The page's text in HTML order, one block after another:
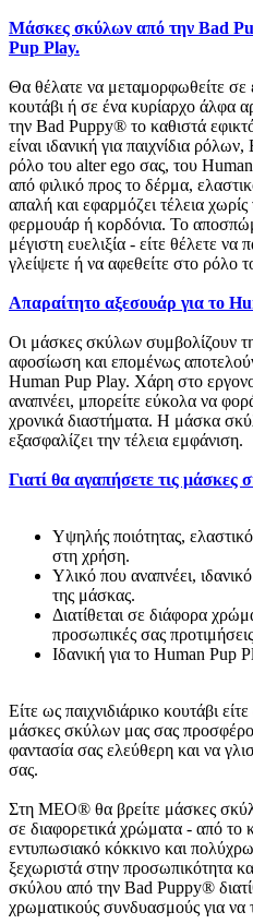
Μάσκες σκύλων από την Bad
Pup Play.
Θα θέλατε να μεταμορφωθείτε σε
κουτάβι ή σε ένα κυρίαρχο άλφα
την Bad Puppy® το καθιστά
είναι ιδανική για παιχνίδια
ρόλο του alter ego σας, του
από φιλικό προς το δέρμα,
απαλή και εφαρμόζει τέλεια χωρίς
φερμουάρ ή κορδόνια. Το
μέγιστη ευελιξία - είτε θέλετε να
γλείψετε ή να αφεθείτε στο ρόλο
Απαραίτητο αξεσουάρ για το
Οι μάσκες σκύλων συμβολίζουν
αφοσίωση και επομένως
Human Pup Play. Χάρη στο
αναπνέει, μπορείτε εύκολα να
χρονικά διαστήματα. Η μάσκα
εξασφαλίζει την τέλεια εμφάνιση.
Γιατί θα αγαπήσετε τις
Υψηλής ποιότητας,
στη χρήση.
Υλικό που αναπνέει,
της μάσκας.
Διατίθεται σε διάφορα
προσωπικές σας
Ιδανική για το Human Pup
Είτε ως παιχνιδιάρικο κουτάβι
μάσκες σκύλων μας σας
φαντασία σας ελεύθερη και να
σας.
Στη MEO® θα βρείτε μάσκες
σε διαφορετικά χρώματα - από το
εντυπωσιακό κόκκινο και
ξεχωριστά στην προσωπικότητα
σκύλου από την Bad Puppy®
χρωματικούς συνδυασμούς για να